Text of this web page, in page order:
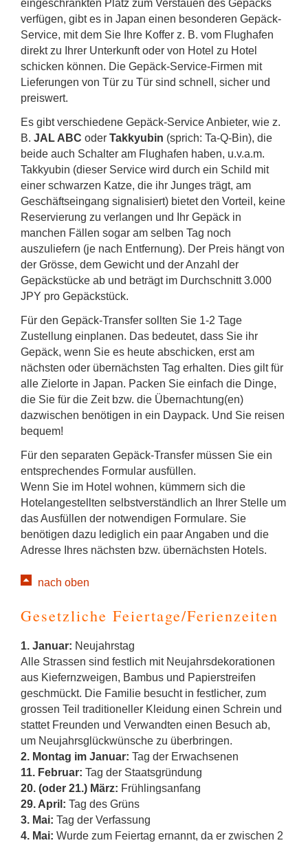
eingeschränkten Platz zum Verstauen des Gepäcks
verfügen, gibt es in Japan einen besonderen Gepäck-
Service, mit dem Sie Ihre Koffer z. B. vom Flughafen
direkt zu Ihrer Unterkunft oder von Hotel zu Hotel
schicken können. Die Gepäck-Service-Firmen mit
Lieferungen von Tür zu Tür sind schnell, sicher und
preiswert.
Es gibt verschiedene Gepäck-Service Anbieter, wie z.
B. JAL ABC oder Takkyubin (sprich: Ta-Q-Bin), die
beide auch Schalter am Flughafen haben, u.v.a.m.
Takkyubin (dieser Service wird durch ein Schild mit
einer schwarzen Katze, die ihr Junges trägt, am
Geschäftseingang signalisiert) bietet den Vorteil, keine
Reservierung zu verlangen und Ihr Gepäck in
manchen Fällen sogar am selben Tag noch
auszuliefern (je nach Entfernung). Der Preis hängt von
der Grösse, dem Gewicht und der Anzahl der
Gepäckstücke ab und beträgt im Durchschnitt 3.000
JPY pro Gepäckstück.
Für den Gepäck-Transfer sollten Sie 1-2 Tage
Zustellung einplanen. Das bedeutet, dass Sie ihr
Gepäck, wenn Sie es heute abschicken, erst am
nächsten oder übernächsten Tag erhalten. Dies gilt für
alle Zielorte in Japan. Packen Sie einfach die Dinge,
die Sie für die Zeit bzw. die Übernachtung(en)
dazwischen benötigen in ein Daypack. Und Sie reisen
bequem!
Für den separaten Gepäck-Transfer müssen Sie ein
entsprechendes Formular ausfüllen.
Wenn Sie im Hotel wohnen, kümmern sich die
Hotelangestellten selbstverständlich an Ihrer Stelle um
das Ausfüllen der notwendigen Formulare. Sie
benötigen dazu lediglich ein paar Angaben und die
Adresse Ihres nächsten bzw. übernächsten Hotels.
nach oben
Gesetzliche Feiertage/Ferienzeiten
1. Januar: Neujahrstag
Alle Strassen sind festlich mit Neujahrsdekorationen
aus Kiefernzweigen, Bambus und Papierstreifen
geschmückt. Die Familie besucht in festlicher, zum
grossen Teil traditioneller Kleidung einen Schrein und
stattet Freunden und Verwandten einen Besuch ab,
um Neujahrsglückwünsche zu überbringen.
2. Montag im Januar: Tag der Erwachsenen
11. Februar: Tag der Staatsgründung
20. (oder 21.) März: Frühlingsanfang
29. April: Tag des Grüns
3. Mai: Tag der Verfassung
4. Mai: Wurde zum Feiertag ernannt, da er zwischen 2